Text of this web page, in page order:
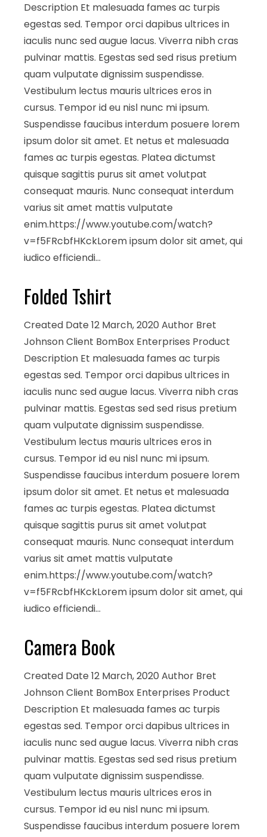
Description Et malesuada fames ac turpis
egestas sed. Tempor orci dapibus ultrices in
iaculis nunc sed augue lacus. Viverra nibh cras
pulvinar mattis. Egestas sed sed risus pretium
quam vulputate dignissim suspendisse.
Vestibulum lectus mauris ultrices eros in
cursus. Tempor id eu nisl nunc mi ipsum.
Suspendisse faucibus interdum posuere lorem
ipsum dolor sit amet. Et netus et malesuada
fames ac turpis egestas. Platea dictumst
quisque sagittis purus sit amet volutpat
consequat mauris. Nunc consequat interdum
varius sit amet mattis vulputate
enim.https://www.youtube.com/watch?
v=f5FRcbfHKckLorem ipsum dolor sit amet, qui
iudico efficiendi…
Folded Tshirt
Created Date 12 March, 2020 Author Bret
Johnson Client BomBox Enterprises Product
Description Et malesuada fames ac turpis
egestas sed. Tempor orci dapibus ultrices in
iaculis nunc sed augue lacus. Viverra nibh cras
pulvinar mattis. Egestas sed sed risus pretium
quam vulputate dignissim suspendisse.
Vestibulum lectus mauris ultrices eros in
cursus. Tempor id eu nisl nunc mi ipsum.
Suspendisse faucibus interdum posuere lorem
ipsum dolor sit amet. Et netus et malesuada
fames ac turpis egestas. Platea dictumst
quisque sagittis purus sit amet volutpat
consequat mauris. Nunc consequat interdum
varius sit amet mattis vulputate
enim.https://www.youtube.com/watch?
v=f5FRcbfHKckLorem ipsum dolor sit amet, qui
iudico efficiendi…
Camera Book
Created Date 12 March, 2020 Author Bret
Johnson Client BomBox Enterprises Product
Description Et malesuada fames ac turpis
egestas sed. Tempor orci dapibus ultrices in
iaculis nunc sed augue lacus. Viverra nibh cras
pulvinar mattis. Egestas sed sed risus pretium
quam vulputate dignissim suspendisse.
Vestibulum lectus mauris ultrices eros in
cursus. Tempor id eu nisl nunc mi ipsum.
Suspendisse faucibus interdum posuere lorem